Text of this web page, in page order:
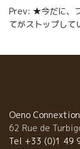
k
de
l’article
Prev: ★今だに、
てがストップし
Oeno Connextion
62 Rue de
Tel +33 (0)1 49